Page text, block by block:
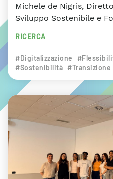
Michele de Nigris,
Sviluppo Sostenibile e
RICERCA
#Digitalizzazione
#Sostenibilità